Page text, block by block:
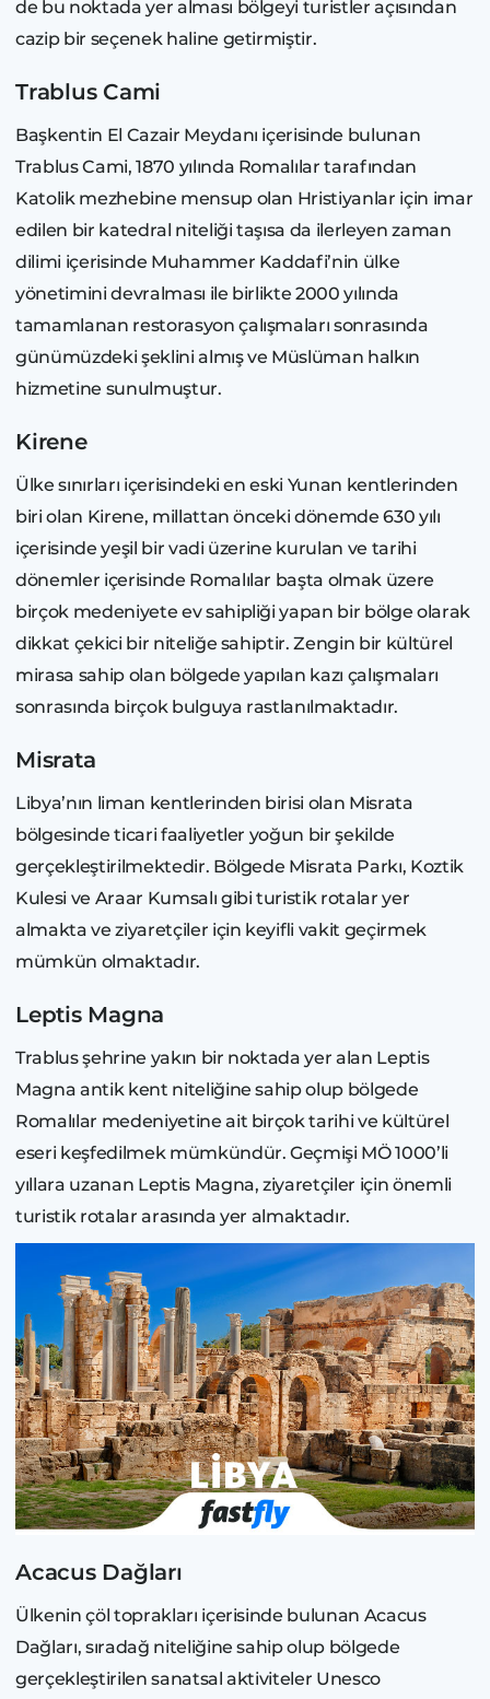
de bu noktada yer alması bölgeyi turistler açısından
cazip bir seçenek haline getirmiştir.
Trablus Cami
Başkentin El Cazair Meydanı içerisinde bulunan
Trablus Cami, 1870 yılında Romalılar tarafından
Katolik mezhebine mensup olan Hristiyanlar için imar
edilen bir katedral niteliği taşısa da ilerleyen zaman
dilimi içerisinde Muhammer Kaddafi’nin ülke
yönetimini devralması ile birlikte 2000 yılında
tamamlanan restorasyon çalışmaları sonrasında
günümüzdeki şeklini almış ve Müslüman halkın
hizmetine sunulmuştur.
Kirene
Ülke sınırları içerisindeki en eski Yunan kentlerinden
biri olan Kirene, millattan önceki dönemde 630 yılı
içerisinde yeşil bir vadi üzerine kurulan ve tarihi
dönemler içerisinde Romalılar başta olmak üzere
birçok medeniyete ev sahipliği yapan bir bölge olarak
dikkat çekici bir niteliğe sahiptir. Zengin bir kültürel
mirasa sahip olan bölgede yapılan kazı çalışmaları
sonrasında birçok bulguya rastlanılmaktadır.
Misrata
Libya’nın liman kentlerinden birisi olan Misrata
bölgesinde ticari faaliyetler yoğun bir şekilde
gerçekleştirilmektedir. Bölgede Misrata Parkı, Koztik
Kulesi ve Araar Kumsalı gibi turistik rotalar yer
almakta ve ziyaretçiler için keyifli vakit geçirmek
mümkün olmaktadır.
Leptis Magna
Trablus şehrine yakın bir noktada yer alan Leptis
Magna antik kent niteliğine sahip olup bölgede
Romalılar medeniyetine ait birçok tarihi ve kültürel
eseri keşfedilmek mümkündür. Geçmişi MÖ 1000’li
yıllara uzanan Leptis Magna, ziyaretçiler için önemli
turistik rotalar arasında yer almaktadır.
Acacus Dağları
Ülkenin çöl toprakları içerisinde bulunan Acacus
Dağları, sıradağ niteliğine sahip olup bölgede
gerçekleştirilen sanatsal aktiviteler Unesco